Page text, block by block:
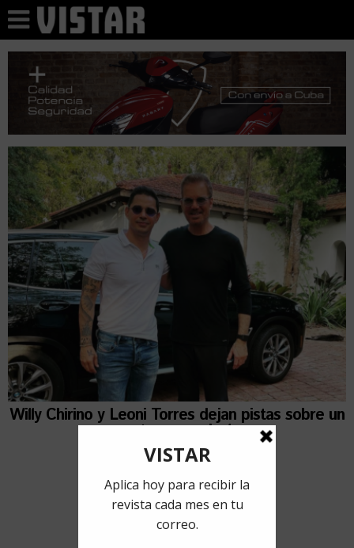
Willy Chirino y Leoni Torres dejan pistas sobre un
estreno musical
porRedacción VISTAR